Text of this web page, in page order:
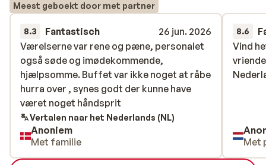
Meest geboekt door met partner
8.3 Fantastisch
26 jun. 2026
Værelserne var rene og pæne, personalet
også søde og imødekommende,
hjælpsomme. Buffet var ikke noget at råbe
hurra over , synes godt der kunne have
været noget håndsprit
Værelserne var rene og pæne, personalet
også søde og imødekommende,
hjælpsomme. Buffet var ikke noget at råbe
hurra over , synes godt der kunne have
været noget håndsprit
Vertalen naar het Nederlands (NL)
Anoniem
Met familie
8.6
Vind
Vind
Met